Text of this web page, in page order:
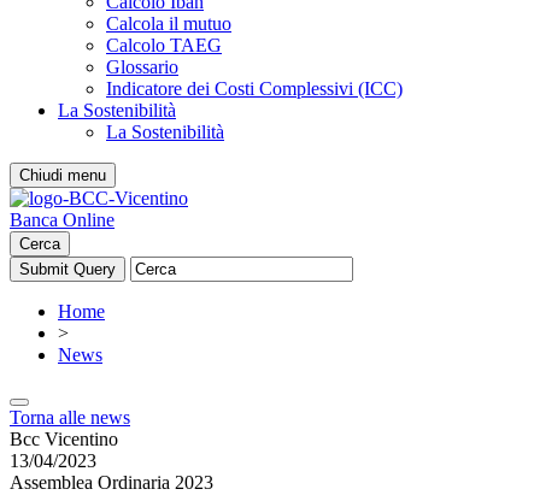
Calcola il mutuo
Calcolo TAEG
Glossario
Indicatore dei Costi Complessivi (ICC)
La Sostenibilità
La Sostenibilità
Chiudi menu
Banca Online
Cerca
Home
>
News
Torna alle news
Bcc Vicentino
13/04/2023
Assemblea Ordinaria 2023